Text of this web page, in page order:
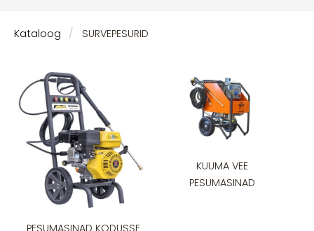
Kataloog SURVEPESURID
PESUMASINAD KODUSSE
KUUMA VEE
PESUMASINAD